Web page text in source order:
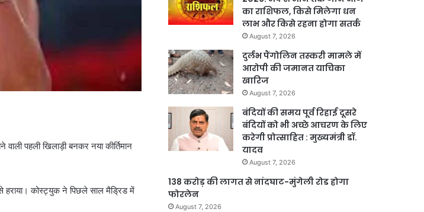
पहली खिलाड़ी बनकर नया कीर्तिमान
से हराया। कोस्ट्युक ने पिछले साल मैड्रिड में
का राशिफल, किसे मिलेगा धन
लाभ और किसे रहना होगा सतर्क
August 7, 2026
दुर्लभ पैंगोलिन तस्करी मामले में
आरोपी की जमानत याचिका
खारिज
August 7, 2026
बंदियों की समय पूर्व रिहाई दूसरे
बंदियों को भी अच्छे आचरण के लिए
करेगी प्रोत्साहित : मुख्यमंत्री डॉ.
यादव
August 7, 2026
138 करोड़ की लागत से नांदघाट-मुंगेली रोड होगा
फोरलेन
August 7, 2026